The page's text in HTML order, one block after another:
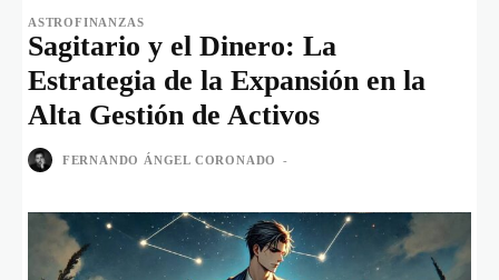
ASTROFINANZAS
Sagitario y el Dinero: La
Estrategia de la Expansión en la
Alta Gestión de Activos
FERNANDO ÁNGEL CORONADO -